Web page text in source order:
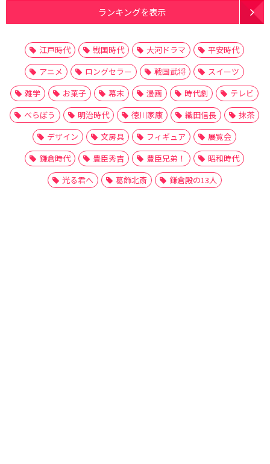
ランキングを表示
江戸時代 戦国時代 大河ドラマ
平安時代
アニメ
ロングセラー 戦国武将
スイーツ
雑学
お菓子 幕末 漫画 時代劇
テレビ
べらぼう
明治時代 徳川家康 織田信長
抹茶
デザイン
文房具 フィギュア
展覧会
鎌倉時代
豊臣秀吉 豊臣兄弟！
昭和時代
光る君へ
葛飾北斎 鎌倉殿の13人